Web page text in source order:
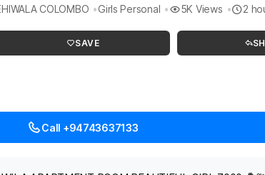
COLOMBO Girls Personal 5K Views 2
SAVE
Call +94743637133